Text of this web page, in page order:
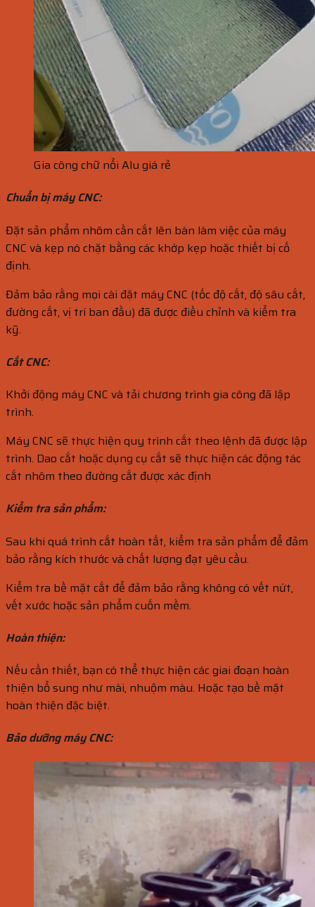
Gia công chữ nổi Alu giá rẻ
Chuẩn bị máy CNC:
Đặt sản phẩm nhôm cần cắt lên bàn làm việc của máy
CNC và kẹp nó chặt bằng các khớp kẹp hoặc thiết bị cố
định.
Đảm bảo rằng mọi cài đặt máy CNC (tốc độ cắt, độ sâu cắt,
đường cắt, vị trí ban đầu) đã được điều chỉnh và kiểm tra
kỹ.
Cắt CNC:
Khởi động máy CNC và tải chương trình gia công đã lập
trình.
Máy CNC sẽ thực hiện quy trình cắt theo lệnh đã được lập
trình. Dao cắt hoặc dụng cụ cắt sẽ thực hiện các động tác
cắt nhôm theo đường cắt được xác định
Kiểm tra sản phẩm:
Sau khi quá trình cắt hoàn tất, kiểm tra sản phẩm để đảm
bảo rằng kích thước và chất lượng đạt yêu cầu.
Kiểm tra bề mặt cắt để đảm bảo rằng không có vết nứt,
vết xước hoặc sản phẩm cuốn mềm.
Hoàn thiện:
Nếu cần thiết, bạn có thể thực hiện các giai đoạn hoàn
thiện bổ sung như mài, nhuộm màu. Hoặc tạo bề mặt
hoàn thiện đặc biệt.
Bảo dưỡng máy CNC: